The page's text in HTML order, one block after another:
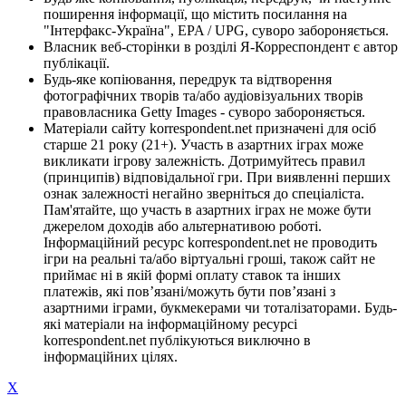
поширення інформації, що містить посилання на
"Інтерфакс-Україна", EPA / UPG, суворо забороняється.
Власник веб-сторінки в розділі Я-Корреспондент є автор
публікації.
Будь-яке копіювання, передрук та відтворення
фотографічних творів та/або аудіовізуальних творів
правовласника Getty Images - суворо забороняється.
Матеріали сайту korrespondent.net призначені для осіб
старше 21 року (21+). Участь в азартних іграх може
викликати ігрову залежність. Дотримуйтесь правил
(принципів) відповідальної гри. При виявленні перших
ознак залежності негайно зверніться до спеціаліста.
Пам'ятайте, що участь в азартних іграх не може бути
джерелом доходів або альтернативою роботі.
Інформаційний ресурс korrespondent.net не проводить
ігри на реальні та/або віртуальні гроші, також сайт не
приймає ні в якій формі оплату ставок та інших
платежів, які пов’язані/можуть бути пов’язані з
азартними іграми, букмекерами чи тоталізаторами. Будь-
які матеріали на інформаційному ресурсі
korrespondent.net публікуються виключно в
інформаційних цілях.
X